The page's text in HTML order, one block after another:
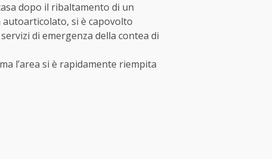
dopo il ribaltamento di un
si è capovolto
di emergenza della contea di
l’area si è rapidamente riempita